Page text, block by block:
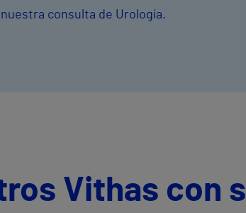
consulta de Urología.
Vithas con